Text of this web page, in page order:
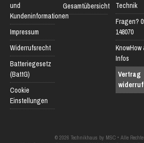
und
Kundeninformationen
Impressum
Widerrufsrecht
Batteriegesetz
(BattG)
Cookie
Einstellungen
Gesamtübersicht
Technik
Fragen?
148070
KnowHow
Infos
Vertrag
© 2026 Technikhaus by MSC • Alle